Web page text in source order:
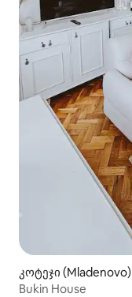
კოტეჯი (Mladenovo)
Bukin House